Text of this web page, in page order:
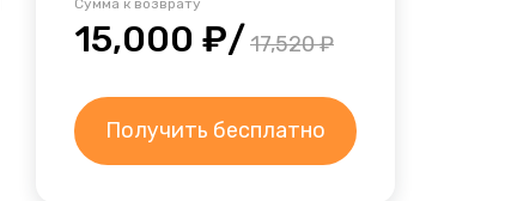
Сумма к возврату
15,000 ₽/17,520 ₽
Получить бесплатно